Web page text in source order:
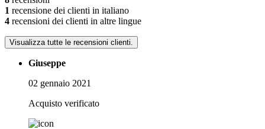
1 recensione dei clienti in italiano
4 recensioni dei clienti in altre lingue
Visualizza tutte le recensioni clienti.
Giuseppe
02 gennaio 2021
Acquisto verificato